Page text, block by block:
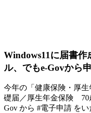
Windows11に届書
ル、でもe-Govから
今年の「健康保険・厚
礎届／厚生年金保険 70
Gov から #電子申請 をい